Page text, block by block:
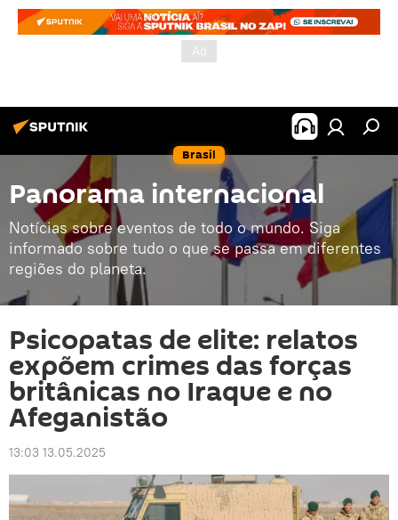
Brasil
Panorama internacional
Notícias sobre eventos de todo o mundo. Siga
informado sobre tudo o que se passa em diferentes
regiões do planeta.
Psicopatas de elite: relatos
expõem crimes das forças
britânicas no Iraque e no
Afeganistão
13:03 13.05.2025